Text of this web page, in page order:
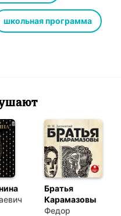
школьная программа
Братья
Карамазовы
Федор